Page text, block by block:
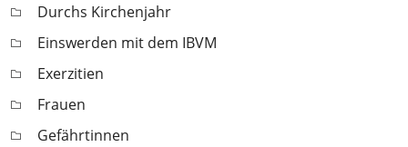
Durchs Kirchenjahr
Einswerden mit dem IBVM
Exerzitien
Frauen
Gefährtinnen